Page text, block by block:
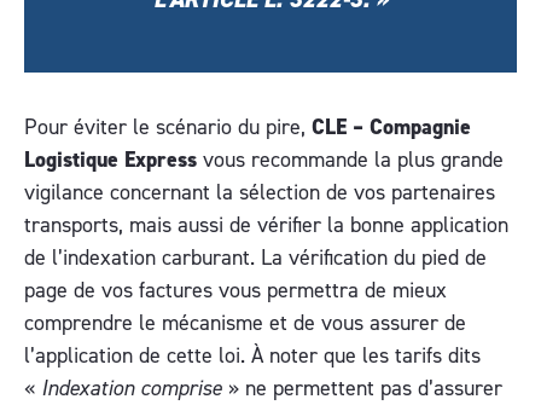
Pour éviter le scénario du pire, CLE – Compagnie
Logistique Express vous recommande la plus grande
vigilance concernant la sélection de vos partenaires
transports, mais aussi de vérifier la bonne application
de l’indexation carburant. La vérification du pied de
page de vos factures vous permettra de mieux
comprendre le mécanisme et de vous assurer de
l’application de cette loi. À noter que les tarifs dits
« Indexation comprise » ne permettent pas d’assurer